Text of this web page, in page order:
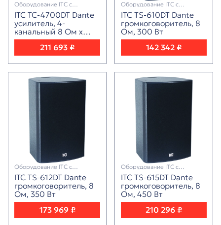
Оборудование ITC с
поддержкой протокола Dante
ITC TC-4700DT Dante
усилитель, 4-
канальный 8 Ом x
4:700 Вт
211 693 ₽
Оборудование ITC с
поддержкой протокола Dante
ITC TS-610DT Dante
громкоговоритель, 8
Ом, 300 Вт
142 342 ₽
Оборудование ITC с
поддержкой протокола Dante
ITC TS-612DT Dante
громкоговоритель, 8
Ом, 350 Вт
173 969 ₽
Оборудование ITC с
поддержкой протокола Dante
ITC TS-615DT Dante
громкоговоритель, 8
Ом, 450 Вт
210 296 ₽